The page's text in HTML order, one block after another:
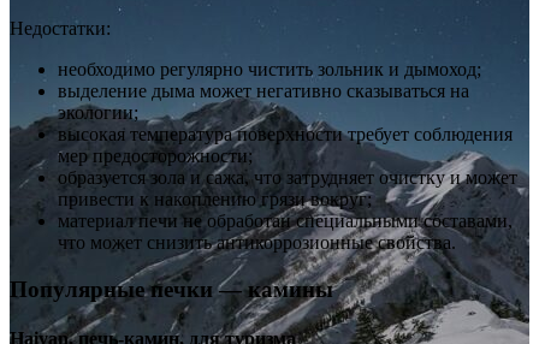
Недостатки:
необходимо регулярно чистить зольник и дымоход;
выделение дыма может негативно сказываться на
экологии;
высокая температура поверхности требует соблюдения
мер предосторожности;
образуется зола и сажа, что затрудняет очистку и может
привести к накоплению грязи вокруг;
материал печи не обработан специальными составами,
что может снизить антикоррозионные свойства.
Популярные печки — камины
Нaiyan, печь-камин, для туризма